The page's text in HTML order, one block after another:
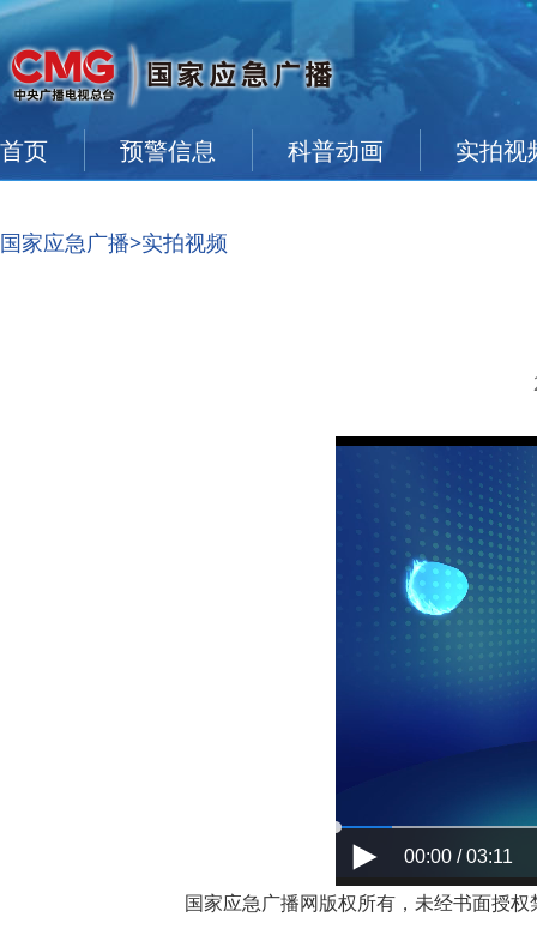
首页 预警信息 科普动画 实拍视
国家应急广播>实拍视频
00:00 / 03:11
国家应急广播网版权所有，未经书面授权